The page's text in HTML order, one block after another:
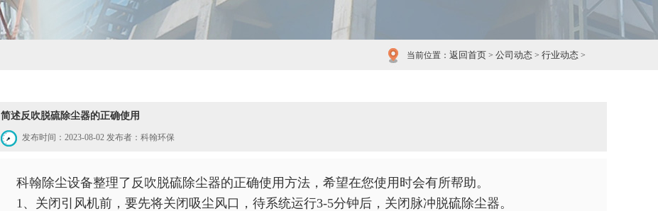
当前位置： 返回首页 > 公司动态 > 行业动态 >
简述反吹脱硫除尘器的正确使用
发布时间：2023-08-02 发布者：科翰环保
科翰除尘设备整理了反吹脱硫除尘器的正确使用方法，希望在您使用时会有所帮助。
1、关闭引风机前，要先将关闭吸尘风口，待系统运行3-5分钟后，关闭脉冲脱硫除尘器。